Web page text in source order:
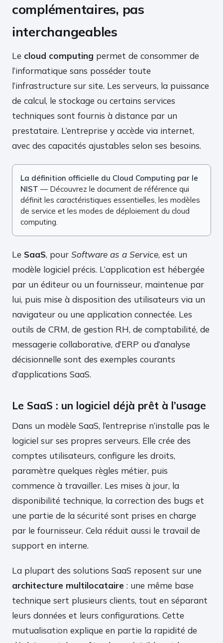
complémentaires, pas
interchangeables
Le cloud computing permet de consommer de
l’informatique sans posséder toute
l’infrastructure sur site. Les serveurs, la puissance
de calcul, le stockage ou certains services
techniques sont fournis à distance par un
prestataire. L’entreprise y accède via internet,
avec des capacités ajustables selon ses besoins.
La définition officielle du Cloud Computing par le
NIST — Découvrez le document de référence qui
définit les caractéristiques essentielles, les modèles
de service et les modes de déploiement du cloud
computing.
Le SaaS, pour Software as a Service, est un
modèle logiciel précis. L’application est hébergée
par un éditeur ou un fournisseur, maintenue par
lui, puis mise à disposition des utilisateurs via un
navigateur ou une application connectée. Les
outils de CRM, de gestion RH, de comptabilité, de
messagerie collaborative, d’ERP ou d’analyse
décisionnelle sont des exemples courants
d’applications SaaS.
Le SaaS : un logiciel déjà prêt à l’usage
Dans un modèle SaaS, l’entreprise n’installe pas le
logiciel sur ses propres serveurs. Elle crée des
comptes utilisateurs, configure les droits,
paramètre quelques règles métier, puis
commence à travailler. Les mises à jour, la
disponibilité technique, la correction des bugs et
une partie de la sécurité sont prises en charge
par le fournisseur. Cela réduit aussi le travail de
support en interne.
La plupart des solutions SaaS reposent sur une
architecture multilocataire : une même base
technique sert plusieurs clients, tout en séparant
leurs données et leurs configurations. Cette
mutualisation explique en partie la rapidité de